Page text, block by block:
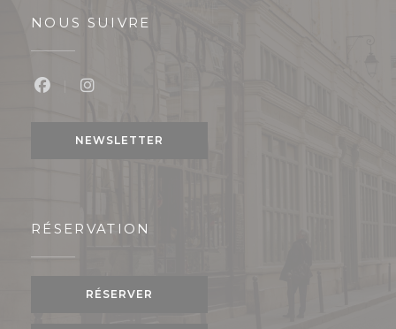
NOUS SUIVRE
NEWSLETTER
RÉSERVATION
RÉSERVER